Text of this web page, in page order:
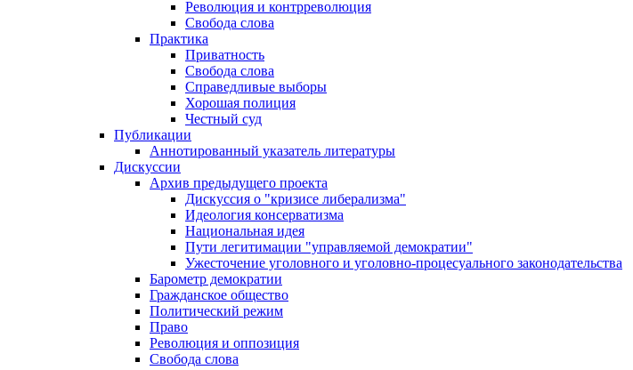
Революция и контрреволюция
Свобода слова
Практика
Приватность
Свобода слова
Справедливые выборы
Хорошая полиция
Честный суд
Публикации
Аннотированный указатель литературы
Дискуссии
Архив предыдущего проекта
Дискуссия о "кризисе либерализма"
Идеология консерватизма
Национальная идея
Пути легитимации "управляемой демократии"
Ужесточение уголовного и уголовно-процесуального законодательства
Барометр демократии
Гражданское общество
Политический режим
Право
Революция и оппозиция
Свобода слова